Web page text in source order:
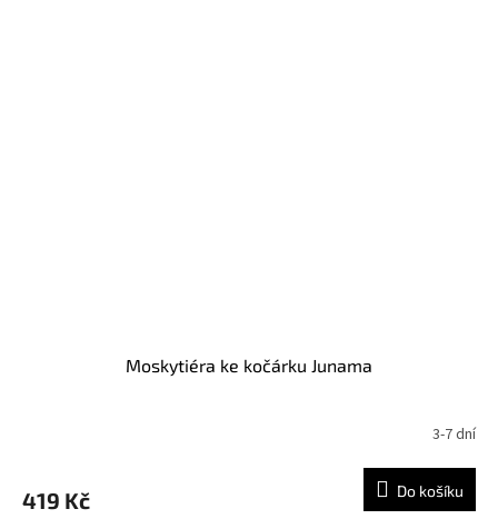
Moskytiéra ke kočárku Junama
3-7 dní
419 Kč Do košíku